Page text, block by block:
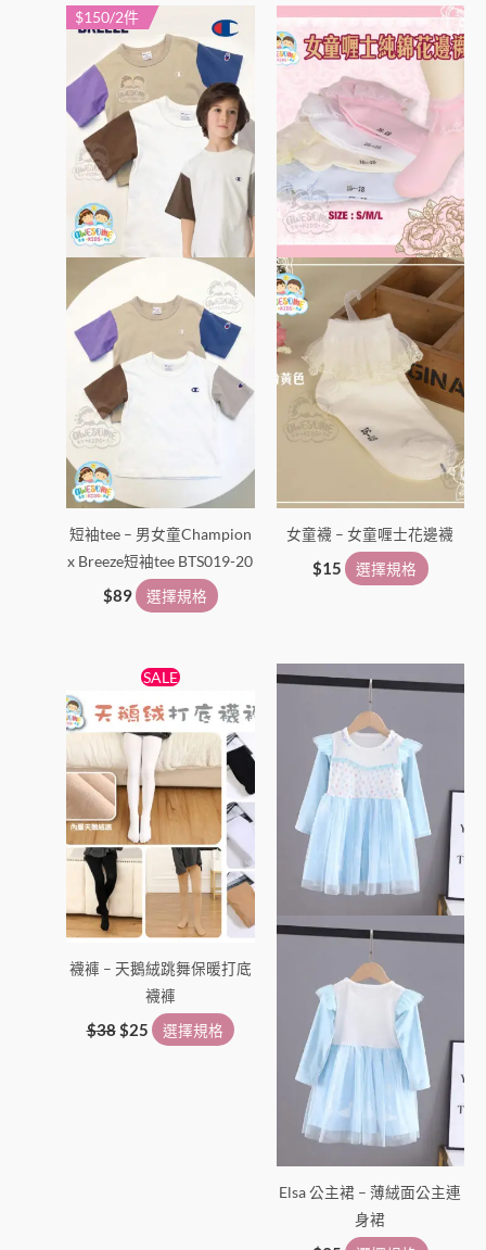
$150/2件
短袖tee – 男女童Champion
x Breeze短袖tee BTS019-20
$89 選擇規格
此
產
有
多
種
款
式。
在
產
品
頁
面
選
擇
項
女童襪 – 女童喱士花邊襪
$15 選擇規格
此
產
有
多
款
式。
可
在
產
品
頁
面
選
擇
項
SALE
襪褲 – 天鵝絨跳舞保暖打底
襪褲
$38
價
格：
$38。
$25
目
前
價
格：
$25。
選擇規格
產
品
有
多
種
款
式。
可
在
品
面
Elsa 公主裙 – 薄絨面公主連
身裙
種
款
式。
可
在
產
選
擇